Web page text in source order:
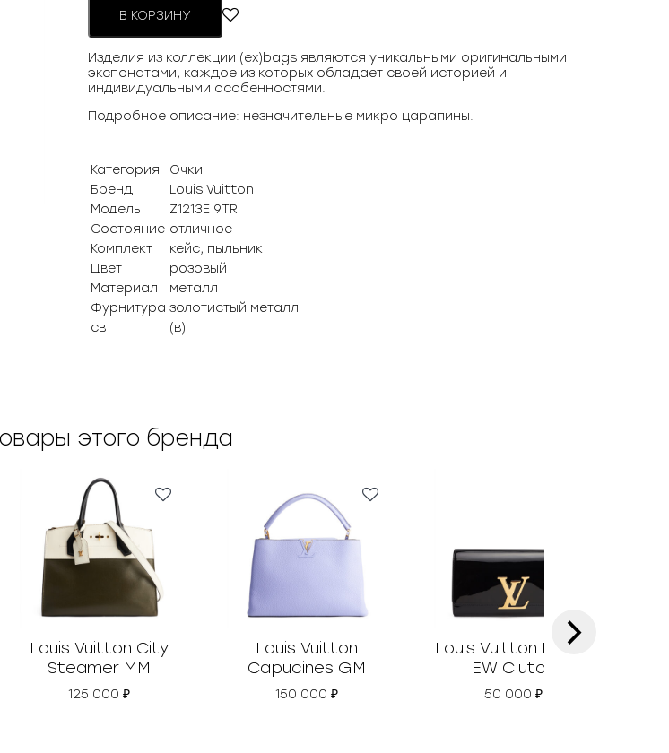
В КОРЗИНУ
Изделия из коллекции (ex)bags являются уникальными оригинальными
экспонатами, каждое из которых обладает своей историей и
индивидуальными особенностями.
Подробное описание: незначительные микро царапины.
Категория
Очки
Бренд
Louis Vuitton
Модель
Z1213E 9TR
Состояние отличное
Комплект
кейс, пыльник
Цвет
розовый
Материал
металл
Фурнитура золотистый металл
св
(в)
этого бренда
Louis Vuitton City
Steamer MM
125 000₽
Louis Vuitton
Capucines GM
150 000 ₽
Louis Vuitton Louise
EW Clutch
50 000₽
›